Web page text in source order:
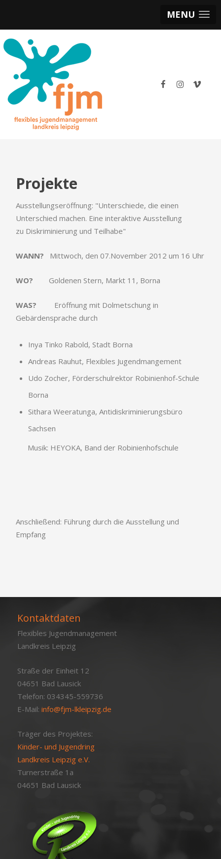
MENU
Projekte
Ausstellungseröffnung: "Unterschiede, die einen
Unterschied machen. Eine interaktive Ausstellung
zu Diskriminierung und Teilhabe"
WANN? Mittwoch, den 07.November 2012 um 16 Uhr
WO? Goldenen Stern, Markt 11, Borna
WAS? Eröffnung mit Dolmetschung in
Gebärdensprache durch
Inya Tinko Rabold, Stadt Borna
Andreas Rauhut, Flexibles Jugendmangement
Udo Zocher, Förderschulrektor Robinienhof-Schule
Borna
Sithara Weeratunga, Antidiskriminierungsbüro
Sachsen
Musik: HEYOKA, Band der Robinienhofschule
Anschließend: Führung durch die Ausstellung und
Empfang
Kontaktdaten
Flexibles Jugendmanagement
Landkreis Leipzig
Straße der Einheit 12
04651 Bad Lausick
Telefon: 034345-559736
E-Mail: info@fjm-lkleipzig.de
Träger des Projektes:
Kinder- und Jugendring
Landkreis Leipzig e.V.
Turnerstraße 1a
04651 Bad Lausick